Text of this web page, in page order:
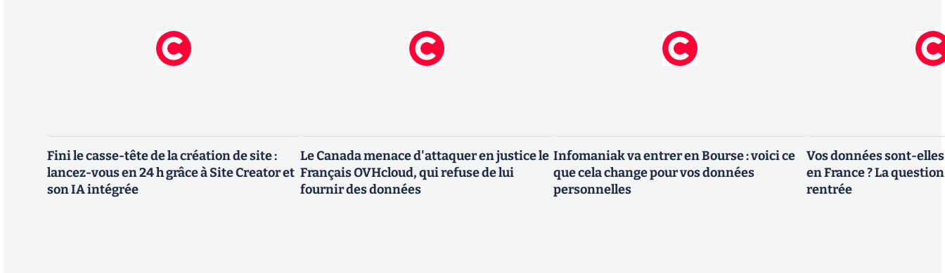
Fini le casse-tête de la création de site :
lancez-vous en 24 h grâce à Site Creator et
son IA intégrée
Le Canada menace d'attaquer en justice le
Français OVHcloud, qui refuse de lui
fournir des données
Infomaniak va entrer en Bourse : voici ce
que cela change pour vos données
personnelles
Vos données sont-
en France ? La
rentrée